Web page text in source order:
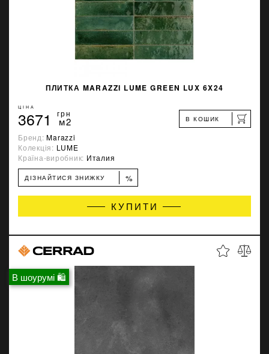
ПЛИТКА MARAZZI LUME GREEN LUX 6X24
ЦІНА
3671 грн
м2 В КОШИК
Бренд:Marazzi
Колекція: LUME
Країна-виробник: Италия
ДІЗНАЙТИСЯ ЗНИЖКУ %
КУПИТИ
В шоурумі 🛍